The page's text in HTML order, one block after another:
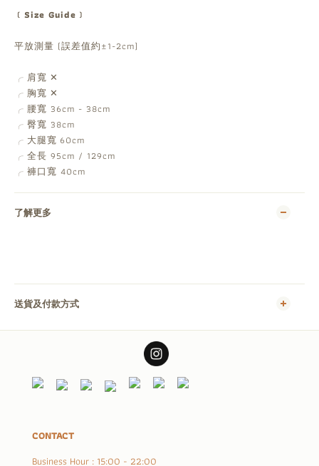
﹝Size Guide﹞
平放測量 (誤差值約±1-2cm)
╭ 肩寬 ✕
╭ 胸寬 ✕
╭ 腰寬 36cm - 38cm
╭ 臀寬 38cm
╭ 大腿寬 60cm
╭ 全長 95cm / 129cm
╭ 褲口寬 40cm
了解更多
送貨及付款方式
CONTACT
Business Hour : 15:00 - 22:00